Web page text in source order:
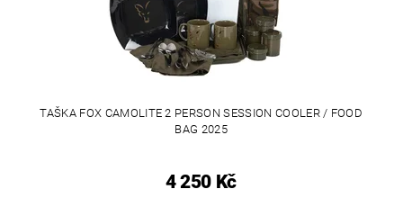
TAŠKA FOX CAMOLITE 2 PERSON SESSION COOLER / FOOD
BAG 2025
4 250 Kč